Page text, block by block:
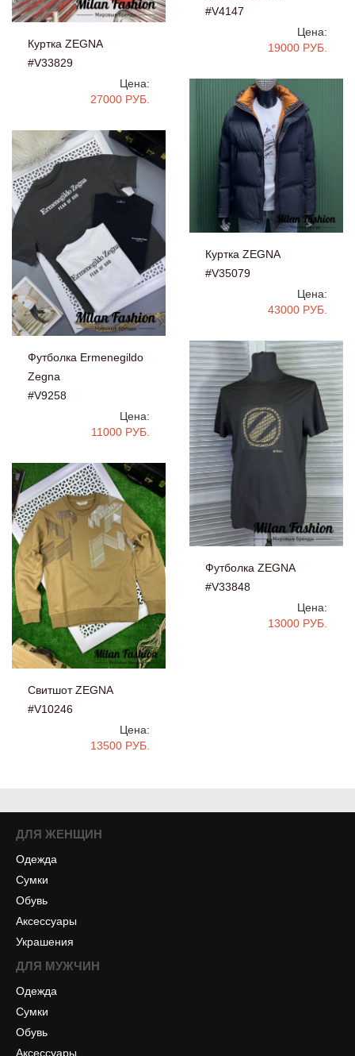
Куртка ZEGNA
#V33829
Цена:
27000 РУБ.
#V4147
Цена:
19000 РУБ.
Куртка ZEGNA
#V35079
Цена:
43000 РУБ.
Футболка Ermenegildo
Zegna
#V9258
Цена:
11000 РУБ.
Футболка ZEGNA
#V33848
Цена:
13000 РУБ.
Свитшот ZEGNA
#V10246
Цена:
13500 РУБ.
ДЛЯ ЖЕНЩИН
Одежда
Сумки
Обувь
Аксессуары
Украшения
ДЛЯ МУЖЧИН
Одежда
Сумки
Обувь
Аксессуары